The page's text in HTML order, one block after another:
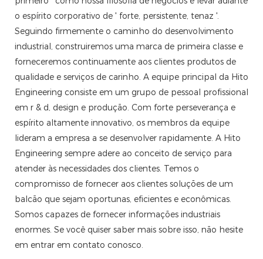
o espírito corporativo de ' forte, persistente, tenaz '.
Seguindo firmemente o caminho do desenvolvimento
industrial, construiremos uma marca de primeira classe e
forneceremos continuamente aos clientes produtos de
qualidade e serviços de carinho. A equipe principal da Hito
Engineering consiste em um grupo de pessoal profissional
em r & d, design e produção. Com forte perseverança e
espírito altamente innovativo, os membros da equipe
lideram a empresa a se desenvolver rapidamente. A Hito
Engineering sempre adere ao conceito de serviço para
atender às necessidades dos clientes. Temos o
compromisso de fornecer aos clientes soluções de um
balcão que sejam oportunas, eficientes e econômicas.
Somos capazes de fornecer informações industriais
enormes. Se você quiser saber mais sobre isso, não hesite
em entrar em contato conosco.